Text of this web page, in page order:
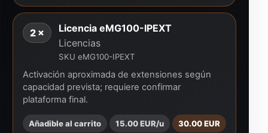
2 ×
Licencia eMG100-IPEXT
Licencias
SKU eMG100-IPEXT
Activación aproximada de extensiones según
capacidad prevista; requiere confirmar
plataforma final.
Añadible al carrito 15.00 EUR/u 30.00 EUR